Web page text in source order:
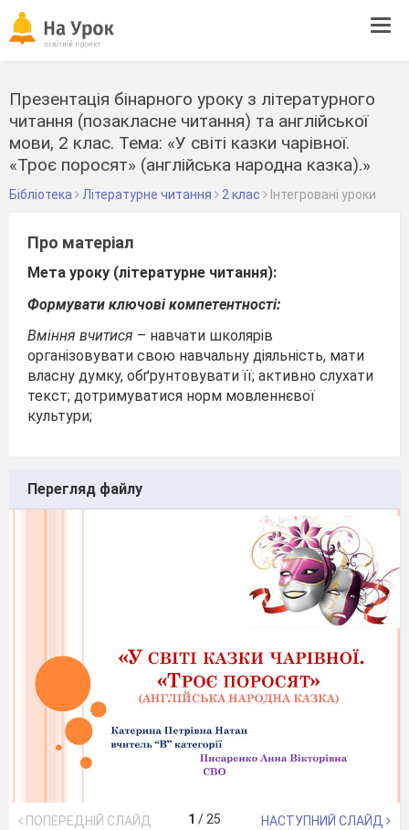
Презентація бінарного уроку з літературного
читання (позакласне читання) та англійської
мови, 2 клас. Тема: «У світі казки чарівної.
«Троє поросят» (англійська народна казка).»
Бібліотека Літературне читання 2 клас Інтегровані уроки
Про матеріал
Мета уроку (літературне читання):
Формувати ключові компетентності:
Вміння вчитися – навчати школярів
організовувати свою навчальну діяльність, мати
власну думку, обґрунтовувати її; активно слухати
текст; дотримуватися норм мовленнєвої
культури;
Перегляд файлу
ПОПЕРЕДНІЙ СЛАЙД 1 / 25 НАСТУПНИЙ СЛАЙД